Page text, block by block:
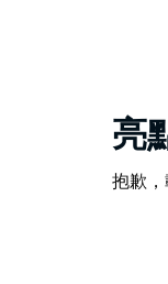
亮
抱歉，